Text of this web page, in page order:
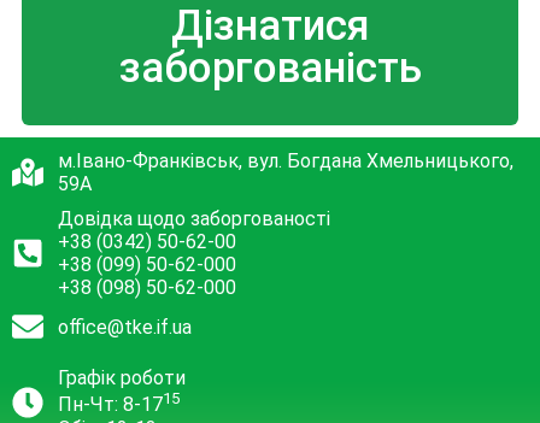
Дізнатися
заборгованість
м.Івано-Франківськ, вул. Богдана Хмельницького,
59А
Довідка щодо заборгованості
+38 (0342) 50-62-00
+38 (099) 50-62-000
+38 (098) 50-62-000
office@tke.if.ua
Графік роботи
Пн-Чт: 8-1715